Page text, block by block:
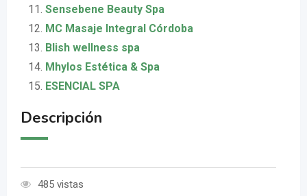
Sensebene Beauty Spa
MC Masaje Integral Córdoba
Blish wellness spa
Mhylos Estética & Spa
ESENCIAL SPA
Descripción
485 vistas